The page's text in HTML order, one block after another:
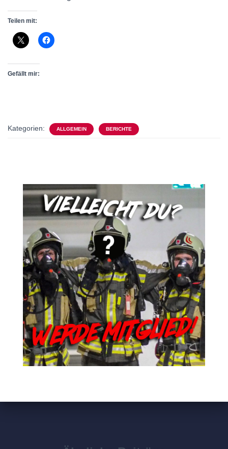
Teilen mit:
Gefällt mir:
Kategorien: ALLGEMEIN BERICHTE